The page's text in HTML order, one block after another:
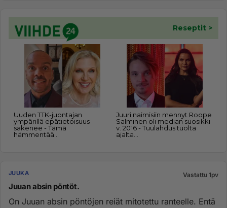
JUUKA Vastattu 1pv
Juuan absin pöntöt.
On Juuan absin pöntöjen reiät mitotettu ranteelle. Entä